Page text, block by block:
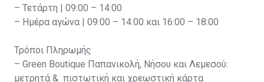
– Τετάρτη | 09:00 – 14:00
– Ημέρα αγώνα | 09:00 – 14:00 και 16:00 – 18:00
Τρόποι Πληρωμής
– Green Boutique Παπανικολή, Νήσου και Λεμεσού:
μετρητά & πιστωτική και χρεωστική κάρτα